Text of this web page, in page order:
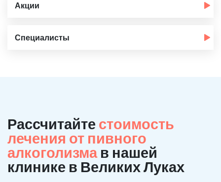
Акции
Специалисты
Рассчитайте стоимость
лечения от пивного
алкоголизма в нашей
клинике в Великих Луках